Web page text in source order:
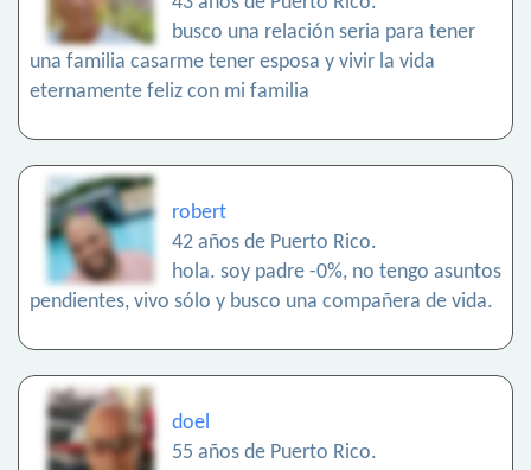
busco una relación seria para tener
una familia casarme tener esposa y vivir la vida
eternamente feliz con mi familia
robert
42 años de Puerto Rico.
hola. soy padre -0%, no tengo asuntos
pendientes, vivo sólo y busco una compañera de vida.
doel
55 años de Puerto Rico.